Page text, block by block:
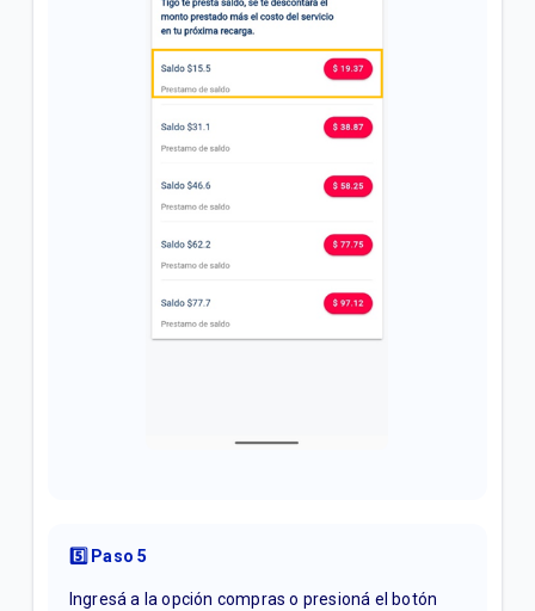
5️⃣ Paso 5
Ingresá a la opción compras o presioná el botón